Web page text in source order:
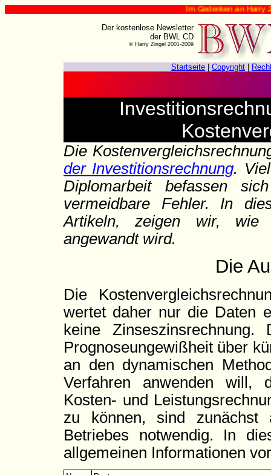
Im Gedenken an Harry Zingel (✟ 12.
Der kostenlose Newsletter
der BWL CD
© Harry Zingel 2001-2009
Startseite Copyright
Die
der Investitionsrechnung.
Diplomarbeit befassen
vermeidbare Fehler. In
Artikeln, zeigen wir, wie
angewandt wird.
Die
Die
wertet daher nur die Daten
keine
Prognoseungewißheit über
an den dynamischen
Verfahren anwenden will,
Kosten- und
zu können, sind zunächst
Betriebes notwendig. In
allgemeinen Informationen